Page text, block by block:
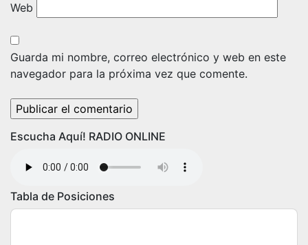
Web
Guarda mi nombre, correo electrónico y web en este
navegador para la próxima vez que comente.
Escucha Aquí! RADIO ONLINE
Tabla de Posiciones